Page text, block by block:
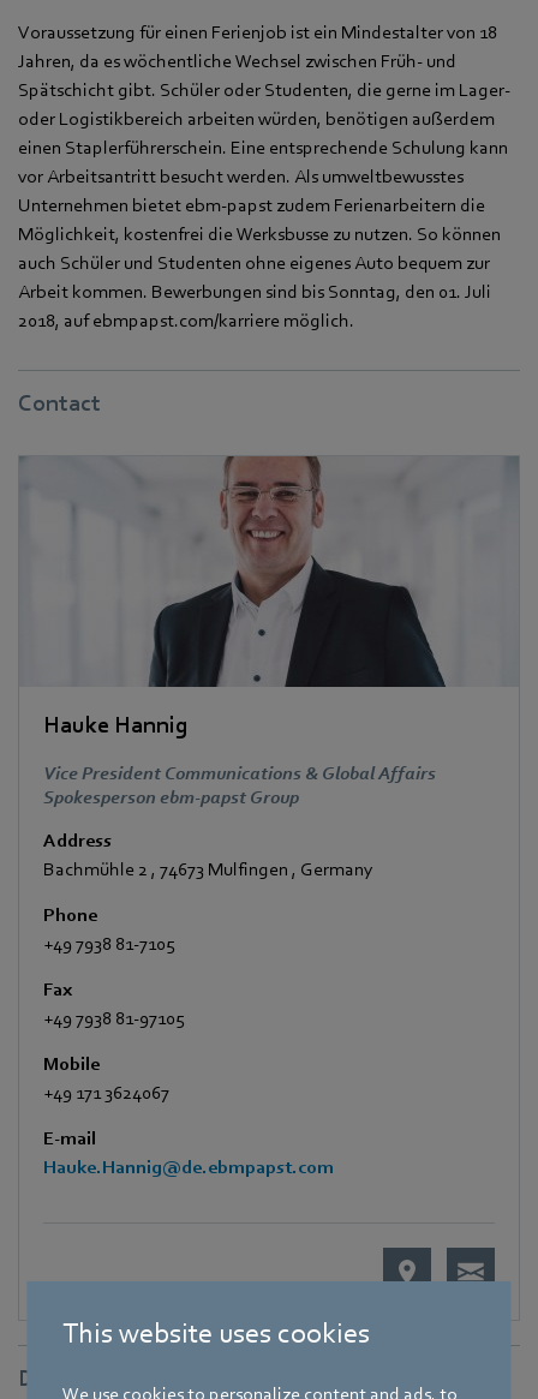
This website uses cookies
We use cookies to personalize content and ads, to
Voraussetzung für einen Ferienjob ist ein Mindestalter von 18
Jahren, da es wöchentliche Wechsel zwischen Früh- und
Spätschicht gibt. Schüler oder Studenten, die gerne im Lager-
oder Logistikbereich arbeiten würden, benötigen außerdem
einen Staplerführerschein. Eine entsprechende Schulung kann
vor Arbeitsantritt besucht werden. Als umweltbewusstes
Unternehmen bietet ebm-papst zudem Ferienarbeitern die
Möglichkeit, kostenfrei die Werksbusse zu nutzen. So können
auch Schüler und Studenten ohne eigenes Auto bequem zur
Arbeit kommen. Bewerbungen sind bis Sonntag, den 01. Juli
2018, auf ebmpapst.com/karriere möglich.
Contact
Hauke Hannig
Vice President Communications & Global Affairs
Spokesperson ebm-papst Group
Address
Bachmühle 2 , 74673 Mulfingen , Germany
Phone
+49 7938 81-7105
Fax
+49 7938 81-97105
Mobile
+49 171 3624067
E-mail
Hauke.Hannig@de.ebmpapst.com
Downloads